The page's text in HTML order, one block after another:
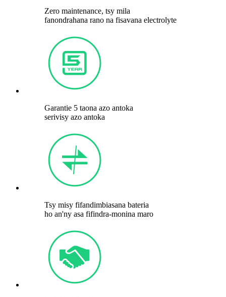
Zero maintenance, tsy mila
fanondrahana rano na fisavana electrolyte
Garantie 5 taona azo antoka
serivisy azo antoka
Tsy misy fifandimbiasana bateria
ho an'ny asa fifindra-monina maro